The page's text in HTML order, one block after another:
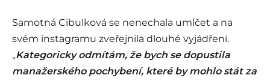
Samotná Cibulková se nenechala umlčet a na
svém instagramu zveřejnila dlouhé vyjádření.
„Kategoricky odmítám, že bych se dopustila
manažerského pochybení, které by mohlo stát za